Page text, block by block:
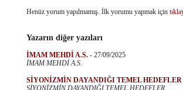
Henüz yorum yapılmamış. İlk yorumu yapmak için
Yazarın diğer yazıları
İMAM MEHDİ A.S. - 27/09/2025
İMAM MEHDİ A.S.
SİYONİZMİN DAYANDIĞI TEMEL HEDEFLER
SİYONİZMİN DAYANDIĞI TEMEL HEDEFLER